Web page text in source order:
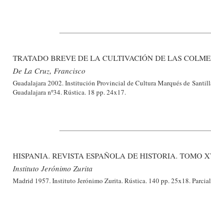
TRATADO BREVE DE LA CULTIVACIÓN DE LAS
De La Cruz, Francisco
Guadalajara 2002. Institución Provincial de Cultura Marqués de
Guadalajara nº34. Rústica. 18 pp. 24x17.
HISPANIA. REVISTA ESPAÑOLA DE HISTORIA. TOMO
Instituto Jerónimo Zurita
Madrid 1957. Instituto Jerónimo Zurita. Rústica. 140 pp. 25x18.